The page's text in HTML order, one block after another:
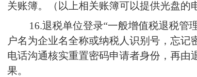
关账簿。（以上相关账簿可以提供光盘的
16.退税单位登录“一般增值税退税管
户名为企业名全称或纳税人识别号，忘
电话沟通核实重置密码申请者身份，再
果。